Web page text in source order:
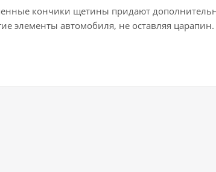
кончики щетины придают
элементы автомобиля, не оставляя